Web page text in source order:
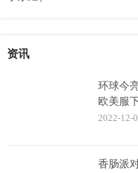
资讯
环球今
欧美服
2022-12-
香肠派